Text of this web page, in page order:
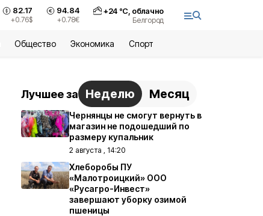
82.17
+0.76$
94.84
+0.78€
+24°С, облачно
Белгород
Общество Экономика Спорт
Лучшее за Неделю Месяц
Чернянцы не смогут вернуть в
магазин не подошедший по
размеру купальник
2 августа , 14:20
Хлеборобы ПУ
«Малотроицкий» ООО
«Русагро-Инвест»
завершают уборку озимой
пшеницы